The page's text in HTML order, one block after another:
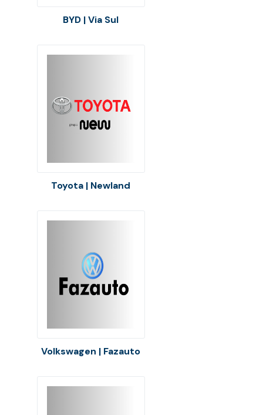
BYD | Via Sul
Toyota | Newland
Volkswagen | Fazauto